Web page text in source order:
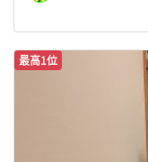
最高1位